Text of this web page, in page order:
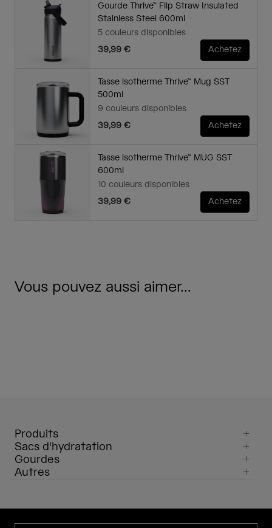
Gourde Thrive™ Flip Straw Insulated
Stainless Steel 600ml
5 couleurs disponibles
39,99 €
Achetez
Tasse isotherme Thrive™ Mug SST
500ml
9 couleurs disponibles
39,99 €
Achetez
Tasse isotherme Thrive™ MUG SST
600ml
10 couleurs disponibles
39,99 €
Achetez
Vous pouvez aussi aimer...
Produits
Sacs d'hydratation
Gourdes
Autres